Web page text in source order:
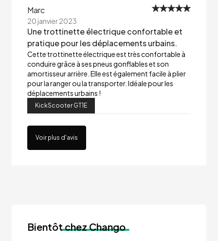
Marc
20 janvier 2023
Une trottinette électrique confortable et
pratique pour les déplacements urbains.
Cette trottinette électrique est très confortable à
conduire grâce à ses pneus gonflables et son
amortisseur arrière. Elle est également facile à plier
pour la ranger ou la transporter. Idéale pour les
déplacements urbains !
KickScooter GT1E
Voir plus d'avis
Bientôtchez Chango